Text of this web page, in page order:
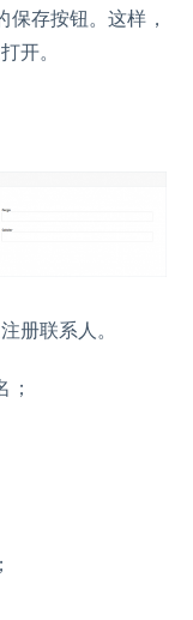
存按钮。这样，
开。
册联系人。
；